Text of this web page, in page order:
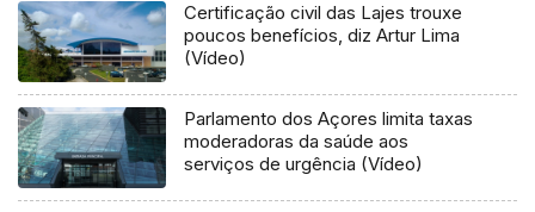
Certificação civil das Lajes trouxe
poucos benefícios, diz Artur Lima
(Vídeo)
Parlamento dos Açores limita taxas
moderadoras da saúde aos
serviços de urgência (Vídeo)